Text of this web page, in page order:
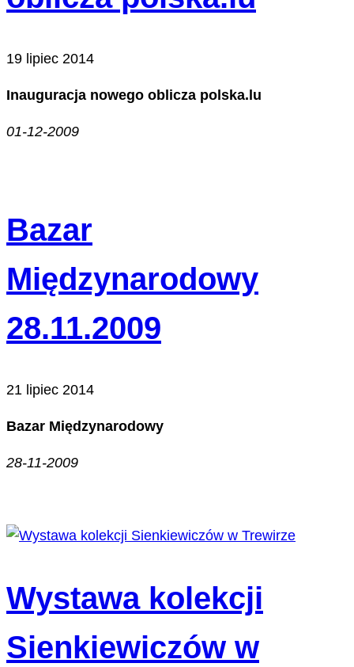
19 lipiec 2014
Inauguracja nowego oblicza polska.lu
01-12-2009
Bazar
Międzynarodowy
28.11.2009
21 lipiec 2014
Bazar Międzynarodowy
28-11-2009
Wystawa kolekcji
Sienkiewiczów w